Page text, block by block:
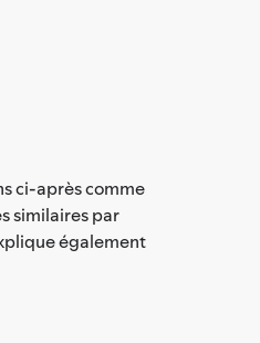
ci-après comme
similaires par
également